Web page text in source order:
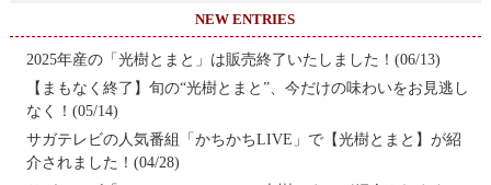
NEW ENTRIES
2025年産の「光樹とまと」は販売終了いたしました！(06/13)
【まもなく終了】旬の“光樹とまと”、今だけの味わいをお見逃し
なく！(05/14)
サガテレビの人気番組「かちかちLIVE」で【光樹とまと】が紹
介されました！(04/28)